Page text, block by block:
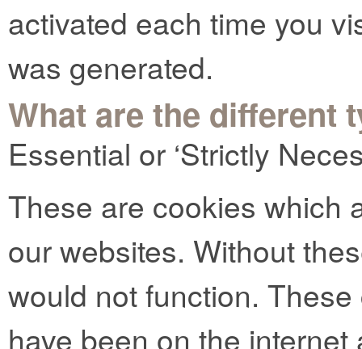
activated each time you
was generated.
What are the different
Essential or ‘Strictly
These are cookies which
our websites. Without
would not function.
have been on the